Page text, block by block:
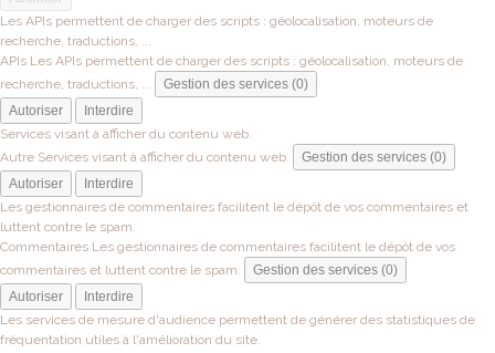
Les APIs permettent de charger des scripts : géolocalisation, moteurs de
recherche, traductions, ...
APIs Les APIs permettent de charger des scripts : géolocalisation, moteurs de
recherche, traductions, ...
Gestion des services (0)
Autoriser
Interdire
Services visant à afficher du contenu web.
Autre Services visant à afficher du contenu web.
Gestion des services (0)
Autoriser
Interdire
Les gestionnaires de commentaires facilitent le dépôt de vos commentaires et
luttent contre le spam.
Commentaires Les gestionnaires de commentaires facilitent le dépôt de vos
commentaires et luttent contre le spam.
Gestion des services (0)
Autoriser
Interdire
Les services de mesure d'audience permettent de générer des statistiques de
fréquentation utiles à l'amélioration du site.